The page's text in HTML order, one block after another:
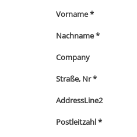
Vorname *
Nachname *
Company
Straße, Nr *
AddressLine2
Postleitzahl *